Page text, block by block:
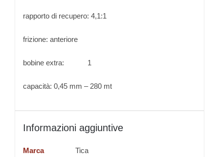
rapporto di recupero: 4,1:1
frizione: anteriore
bobine extra: 1
capacità: 0,45 mm – 280 mt
Informazioni aggiuntive
Marca Tica